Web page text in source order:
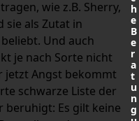
wie z.B. Sherry,
sie als Zutat in
Und auch
je nach Sorte nicht
jetzt Angst bekommt
schwarze Liste der
beruhigt: Es gilt keine
h
e
B
e
r
a
t
u
n
g